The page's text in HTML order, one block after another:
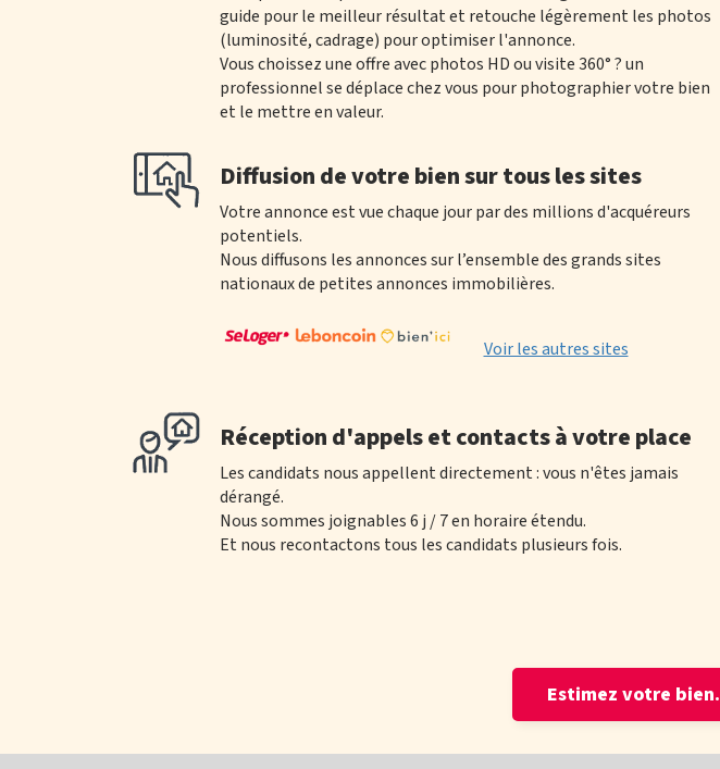
guide pour le meilleur résultat et retouche légèrement les photos
(luminosité, cadrage) pour optimiser l'annonce.
Vous choissez une offre avec photos HD ou visite 360° ? un
professionnel se déplace chez vous pour photographier votre bien
et le mettre en valeur.
Diffusion de votre bien sur tous les sites
Votre annonce est vue chaque jour par des millions d'acquéreurs
potentiels.
Nous diffusons les annonces sur l’ensemble des grands sites
nationaux de petites annonces immobilières.
Voir les autres sites
Réception d'appels et contacts à votre place
Les candidats nous appellent directement : vous n'êtes jamais
dérangé.
Nous sommes joignables 6 j / 7 en horaire étendu.
Et nous recontactons tous les candidats plusieurs fois.
Estimez votre bien.